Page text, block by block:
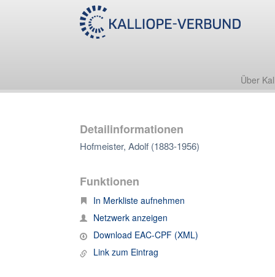
Über
Detailinformationen
Hofmeister, Adolf (1883-1956)
Funktionen
In Merkliste aufnehmen
Netzwerk anzeigen
Download EAC-CPF (XML)
Link zum Eintrag